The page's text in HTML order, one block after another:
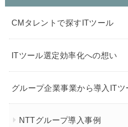
CMタレントで探すITツール
ITツール選定効率化への想い
グループ企業事業から導入ITツ
NTTグループ導入事例